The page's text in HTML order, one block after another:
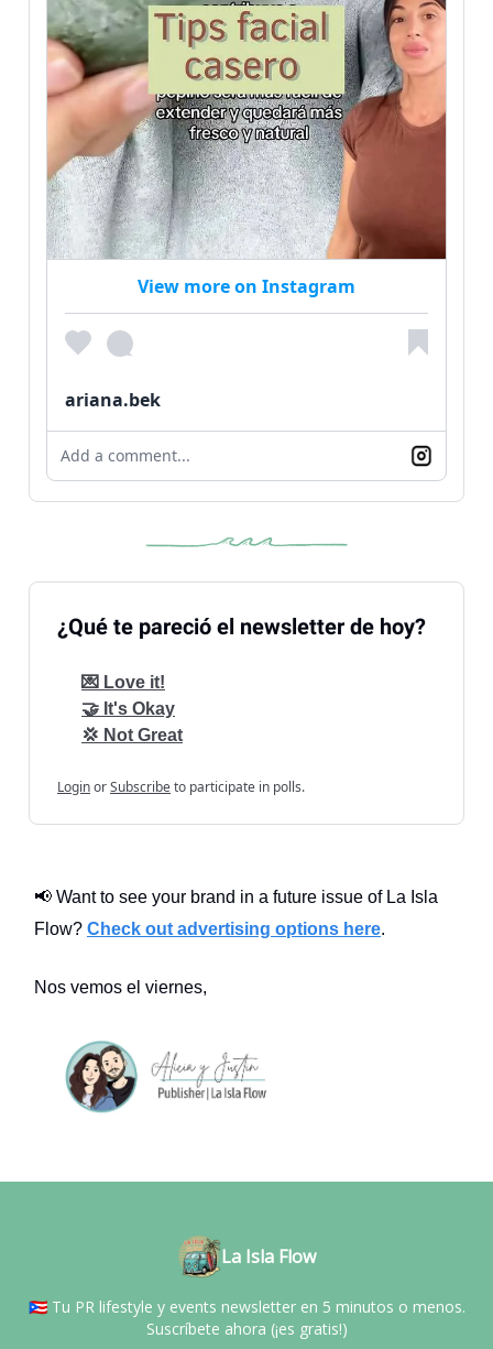
View more on Instagram
ariana.bek
Add a comment...
¿Qué te pareció el newsletter de hoy?
💌 Love it!
🤝 It's Okay
💢 Not Great
LoginorSubscribeto participate in polls.
📢 Want to see your brand in a future issue of La Isla
Flow? Check out advertising options here.
Nos vemos el viernes,
La Isla Flow
🇵🇷 Tu PR lifestyle y events newsletter en 5 minutos o menos.
Suscríbete ahora (¡es gratis!)